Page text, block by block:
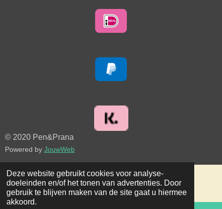
Deze website gebruikt cookies voor analyse-
doeleinden en/of het tonen van advertenties. Door
gebruik te blijven maken van de site gaat u hiermee
akkoord.
© 2020 Pen&Prana
Powered by JouwWeb